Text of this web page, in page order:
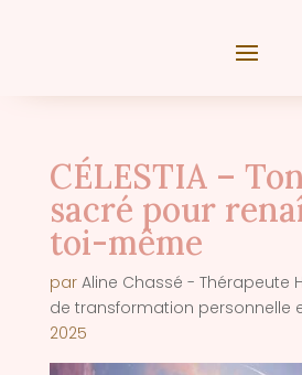
CÉLESTIA –
sacré pour
toi-même
par Aline Chassé - Thérapeute
de transformation personnelle
2025